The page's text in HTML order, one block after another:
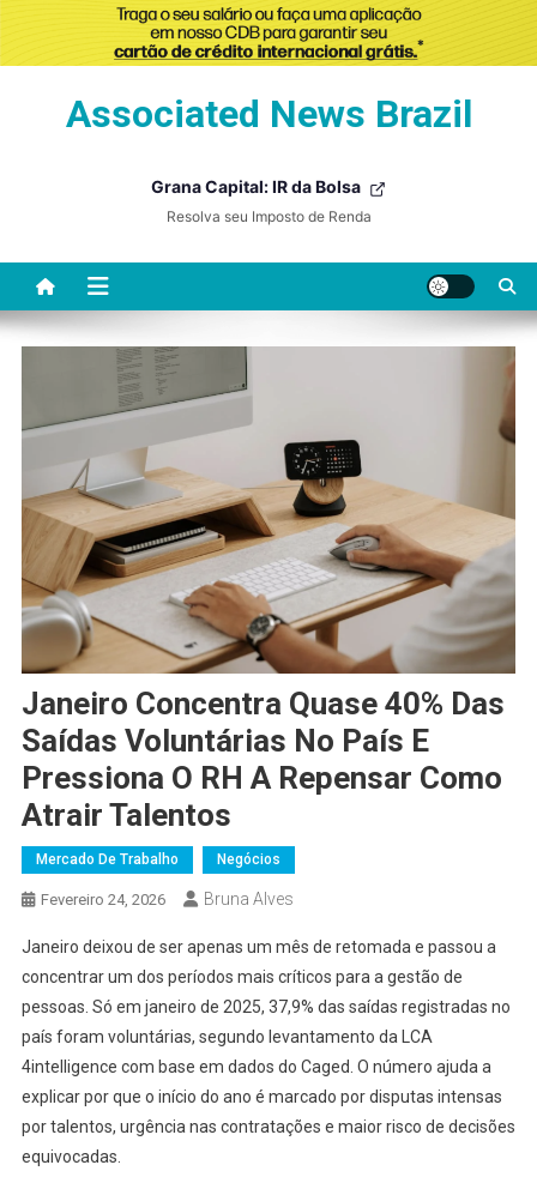
Associated News Brazil
Grana Capital: IR da Bolsa
Resolva seu Imposto de Renda
Janeiro Concentra Quase 40% Das
Saídas Voluntárias No País E
Pressiona O RH A Repensar Como
Atrair Talentos
Mercado De Trabalho Negócios
Fevereiro 24, 2026 Bruna Alves
Janeiro deixou de ser apenas um mês de retomada e passou a
concentrar um dos períodos mais críticos para a gestão de
pessoas. Só em janeiro de 2025, 37,9% das saídas registradas no
país foram voluntárias, segundo levantamento da LCA
4intelligence com base em dados do Caged. O número ajuda a
explicar por que o início do ano é marcado por disputas intensas
por talentos, urgência nas contratações e maior risco de decisões
equivocadas.